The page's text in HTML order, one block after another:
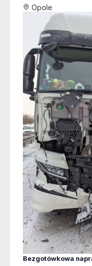
Opole
Bezgotówkowa